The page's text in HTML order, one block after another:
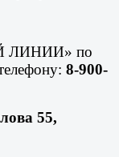
ЛИНИИ» по
8-900-
55,